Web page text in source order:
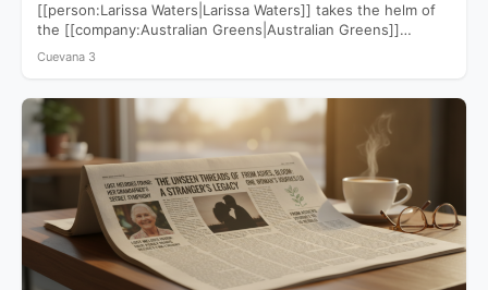
[[person:Larissa Waters|Larissa Waters]] takes the helm of
the [[company:Australian Greens|Australian Greens]]
following a devastating 2025 election that saw…
Cuevana 3